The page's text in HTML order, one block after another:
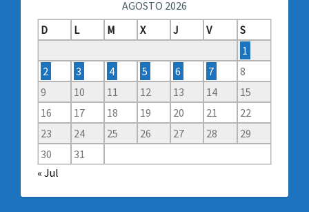
AGOSTO 2026
D
L M X J V
S
1
2
3 4 5 6 7
8
9
10 11 12 13 14
15
16
17 18 19 20 21
22
23
24 25 26 27 28
29
30
31
« Jul